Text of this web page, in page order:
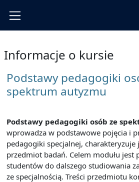
Informacje o kursie
Podstawy pedagogiki
spektrum autyzmu
Podstawy pedagogiki osób ze
wprowadza w podstawowe pojęcia i
pedagogiki specjalnej,
przedmiot badań. Celem modułu jest
studentów do dalszego studiowania
ze specjalnością. Treści przedmiotu